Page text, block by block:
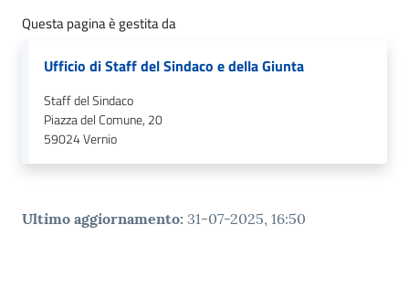
Questa pagina è gestita da
Ufficio di Staff del Sindaco e della Giunta
Staff del Sindaco
Piazza del Comune, 20
59024Vernio
Ultimo aggiornamento: 31-07-2025, 16:50